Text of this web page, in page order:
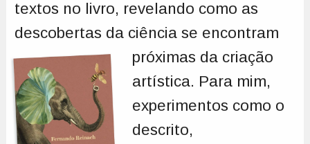
textos no livro, revelando como as
descobertas da ciência se encontram
próximas da criação
artística. Para mim,
experimentos como o
descrito,